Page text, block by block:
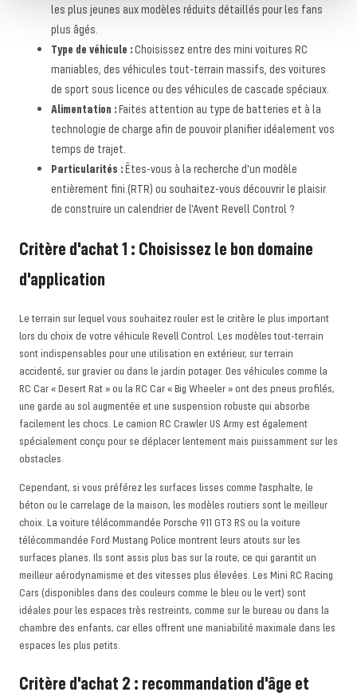
les plus jeunes aux modèles réduits détaillés pour les fans
plus âgés.
Type de véhicule :Choisissez entre des mini voitures RC
maniables, des véhicules tout-terrain massifs, des voitures
de sport sous licence ou des véhicules de cascade spéciaux.
Alimentation :Faites attention au type de batteries et à la
technologie de charge afin de pouvoir planifier idéalement vos
temps de trajet.
Particularités :Êtes-vous à la recherche d'un modèle
entièrement fini (RTR) ou souhaitez-vous découvrir le plaisir
de construire un calendrier de l'Avent Revell Control ?
Critère d'achat 1 : Choisissez le bon domaine
d'application
Le terrain sur lequel vous souhaitez rouler est le critère le plus important
lors du choix de votre véhicule Revell Control. Les modèles tout-terrain
sont indispensables pour une utilisation en extérieur, sur terrain
accidenté, sur gravier ou dans le jardin potager. Des véhicules comme la
RC Car « Desert Rat » ou la RC Car « Big Wheeler » ont des pneus profilés,
une garde au sol augmentée et une suspension robuste qui absorbe
facilement les chocs. Le camion RC Crawler US Army est également
spécialement conçu pour se déplacer lentement mais puissamment sur les
obstacles.
Cependant, si vous préférez les surfaces lisses comme l'asphalte, le
béton ou le carrelage de la maison, les modèles routiers sont le meilleur
choix. La voiture télécommandée Porsche 911 GT3 RS ou la voiture
télécommandée Ford Mustang Police montrent leurs atouts sur les
surfaces planes. Ils sont assis plus bas sur la route, ce qui garantit un
meilleur aérodynamisme et des vitesses plus élevées. Les Mini RC Racing
Cars (disponibles dans des couleurs comme le bleu ou le vert) sont
idéales pour les espaces très restreints, comme sur le bureau ou dans la
chambre des enfants, car elles offrent une maniabilité maximale dans les
espaces les plus petits.
Critère d'achat 2 : recommandation d'âge et